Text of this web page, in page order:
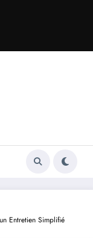
Entretien Simplifié